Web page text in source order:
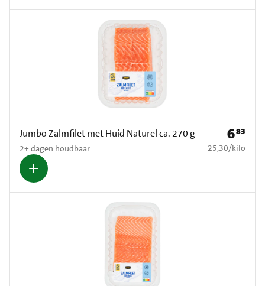
Jumbo Zalmfilet met Huid Naturel ca. 270 g
2+ dagen houdbaar
Prijs: €
683
€ 25,30 per kilo
25,30/kilo